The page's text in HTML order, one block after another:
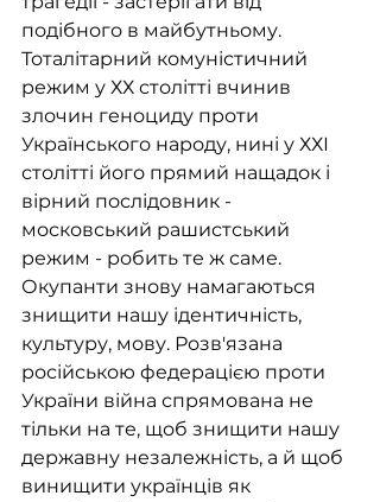
подібного в майбутньому.
Тоталітарний комуністичний
режим у ХХ столітті вчинив
злочин геноциду проти
Українського народу, нині у ХХІ
столітті його прямий нащадок і
вірний послідовник -
московський рашистський
режим - робить те ж саме.
Окупанти знову намагаються
знищити нашу ідентичність,
культуру, мову. Розв'язана
російською федерацією проти
України війна спрямована не
тільки на те, щоб знищити нашу
державну незалежність, а й щоб
винищити українців як